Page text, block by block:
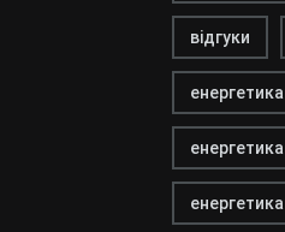
відгуки
енергетика